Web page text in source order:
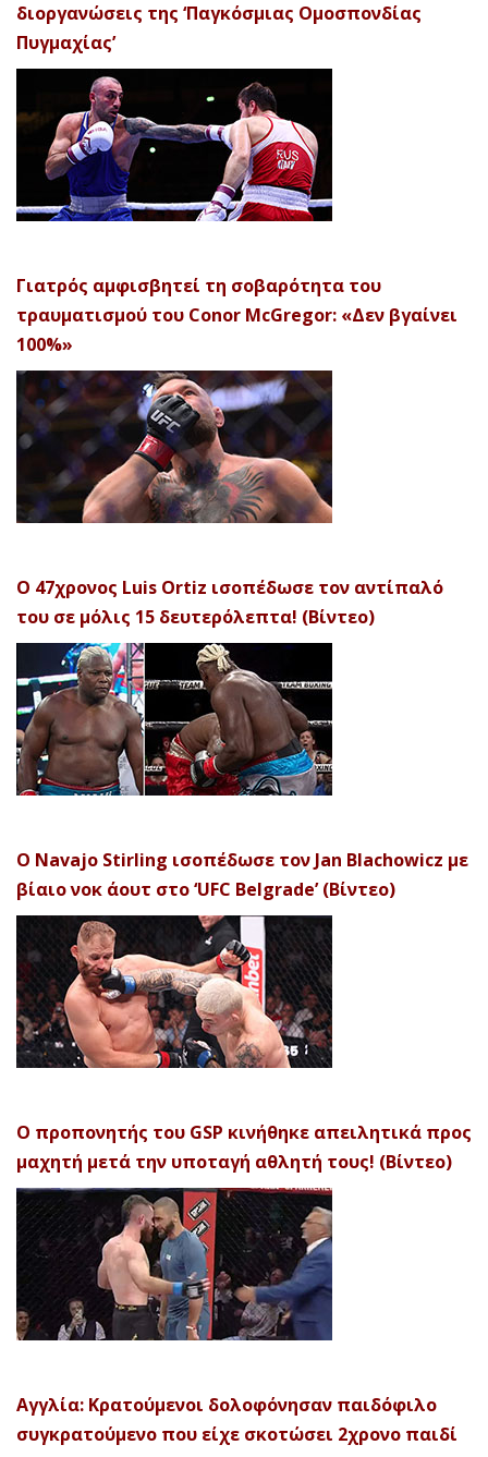
διοργανώσεις της ‘Παγκόσμιας Ομοσπονδίας
Πυγμαχίας’
Γιατρός αμφισβητεί τη σοβαρότητα του
τραυματισμού του Conor McGregor: «Δεν βγαίνει
100%»
Ο 47χρονος Luis Ortiz ισοπέδωσε τον αντίπαλό
του σε μόλις 15 δευτερόλεπτα! (Βίντεο)
Ο Navajo Stirling ισοπέδωσε τον Jan Blachowicz με
βίαιο νοκ άουτ στο ‘UFC Belgrade’ (Βίντεο)
Ο προπονητής του GSP κινήθηκε απειλητικά προς
μαχητή μετά την υποταγή αθλητή τους! (Βίντεο)
Αγγλία: Κρατούμενοι δολοφόνησαν παιδόφιλο
συγκρατούμενο που είχε σκοτώσει 2χρονο παιδί